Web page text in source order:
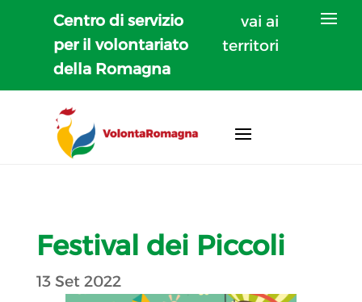
Centro di servizio
per il volontariato
della Romagna
vai ai
territori
Festival dei Piccoli
13 Set 2022